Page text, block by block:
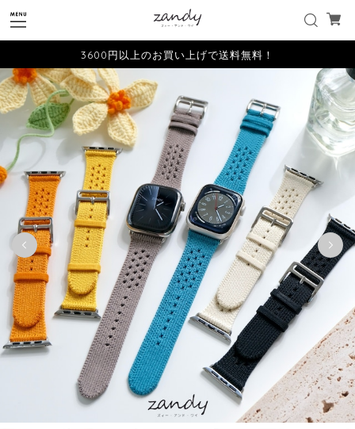
3600円以上のお買い上げで送料無料！